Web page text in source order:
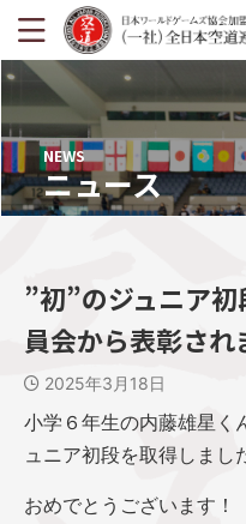
NEWS
ニュース
”初”のジュニア
員会から表彰され
2025年3月18日
小学６年生の内藤雄星く
ュニア初段を取得しまし
おめでとうございます！